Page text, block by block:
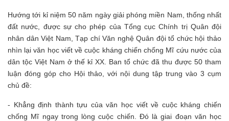
Hướng tới kỉ niệm 50 năm ngày giải phóng miền Nam, thống nhất
đất nước, được sự cho phép của Tổng cục Chính trị Quân đội
nhân dân Việt Nam, Tạp chí Văn nghệ Quân đội tổ chức hội thảo
nhìn lại văn học viết về cuộc kháng chiến chống Mĩ cứu nước của
dân tộc Việt Nam ở thế kỉ XX. Ban tổ chức đã thu được 50 tham
luận đóng góp cho Hội thảo, với nội dung tập trung vào 3 cụm
chủ đề:
- Khẳng định thành tựu của văn học viết về cuộc kháng chiến
chống Mĩ ngay trong lòng cuộc chiến. Đó là giai đoạn văn học